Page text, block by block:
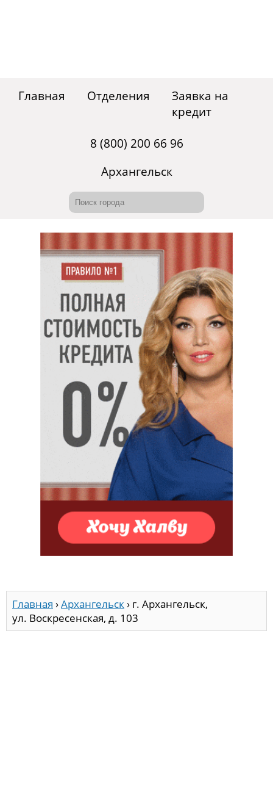
Главная Отделения
Заявка на
кредит
8 (800) 200 66 96
Архангельск
Главная ›Архангельск› г. Архангельск,
ул. Воскресенская, д. 103